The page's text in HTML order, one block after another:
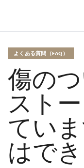
よくある質問（FAQ）
傷の
スト
てい
はでき